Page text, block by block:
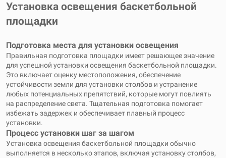
Установка освещения баскетбольной
площадки
Подготовка места для установки освещения
Правильная подготовка площадки имеет решающее значение
для успешной установки освещения баскетбольной площадки.
Это включает оценку местоположения, обеспечение
устойчивости земли для установки столбов и устранение
любых потенциальных препятствий, которые могут повлиять
на распределение света. Тщательная подготовка помогает
избежать задержек и обеспечивает плавный процесс
установки.
Процесс установки шаг за шагом
Установка освещения баскетбольной площадки обычно
выполняется в несколько этапов, включая установку столбов,